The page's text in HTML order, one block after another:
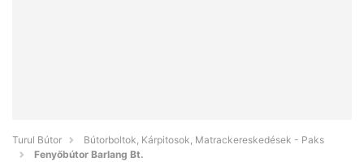
Turul Bútor
Bútorboltok, Kárpitosok, Matrackereskedések - Paks
Fenyőbútor Barlang Bt.